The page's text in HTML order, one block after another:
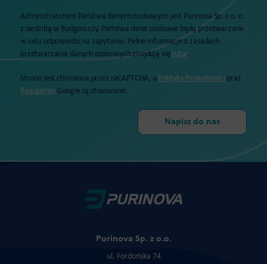
Administratorem Państwa danych osobowych jest Purinova Sp. z o. o.
z siedzibą w Bydgoszczy. Państwa dane osobowe będą przetwarzane
w celu odpowiedzi na zapytanie. Pełne informacje o zasadach
przetwarzania danych osobowych znajdują siętutaj.
Strona jest chroniona przez reCAPTCHA, a Polityka Prywatności oraz
Regulamin Google są stosowane.
Purinova Sp. z o.o.
ul. Fordońska 74